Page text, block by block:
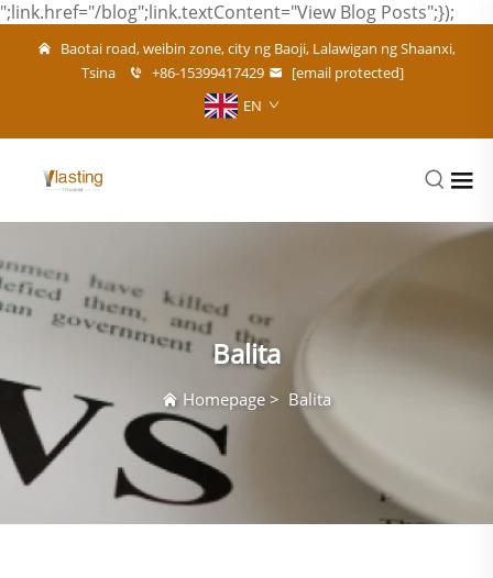
";link.href="/blog";link.textContent="View Blog Posts";});
Baotai road, weibin zone, city ng Baoji, Lalawigan ng Shaanxi,
Tsina
+86-15399417429
[email protected]
EN
Balita
Homepage > Balita